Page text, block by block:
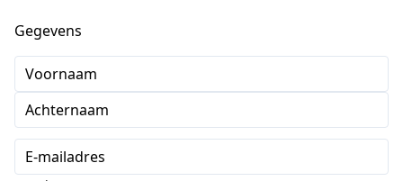
Gegevens
Voornaam
Achternaam
E-mailadres